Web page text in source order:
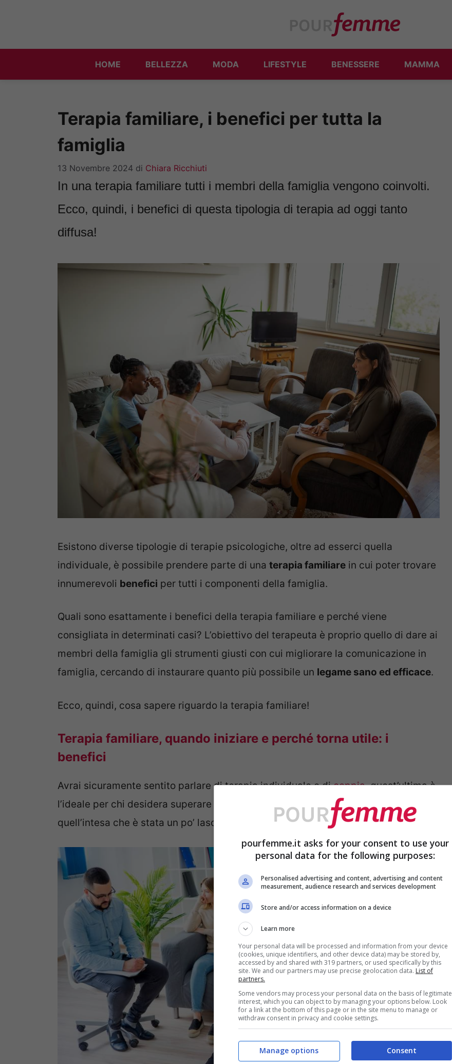
HOME BELLEZZA MODA LIFESTYLE BENESSERE MAMMA
Terapia familiare, i benefici per tutta la
famiglia
13 Novembre 2024 di Chiara Ricchiuti
In una terapia familiare tutti i membri della famiglia vengono coinvolti.
Ecco, quindi, i benefici di questa tipologia di terapia ad oggi tanto
diffusa!
Esistono diverse tipologie di terapie psicologiche, oltre ad esserci quella
individuale, è possibile prendere parte di una terapia familiare in cui poter trovare
innumerevoli benefici per tutti i componenti della famiglia.
Quali sono esattamente i benefici della terapia familiare e perché viene
consigliata in determinati casi? L’obiettivo del terapeuta è proprio quello di dare ai
membri della famiglia gli strumenti giusti con cui migliorare la comunicazione in
famiglia, cercando di instaurare quanto più possibile un legame sano ed efficace.
Ecco, quindi, cosa sapere riguardo la terapia familiare!
Terapia familiare, quando iniziare e perché torna utile: i
benefici
Avrai sicuramente sentito parlare di terapia individuale o dicoppia, quest’ultima è
l’ideale per chi desidera superare una crisi con il partner e cercare di recuperare
quell’intesa che è stata un po’ lasciata indietro.
pourfemme.it asks for your consent to use your
personal data for the following purposes:
Personalised advertising and content, advertising and content
measurement, audience research and services development
Store and/or access information on a device
Learn more
Your personal data will be processed and information from your device
(cookies, unique identifiers, and other device data) may be stored by,
accessed by and shared with 319 partners, or used specifically by this
site. We and our partners may use precise geolocation data. List of
partners.
Some vendors may process your personal data on the basis of legitimate
interest, which you can object to by managing your options below. Look
for a link at the bottom of this page or in the site menu to manage or
withdraw consent in privacy and cookie settings.
Consent
Manage options